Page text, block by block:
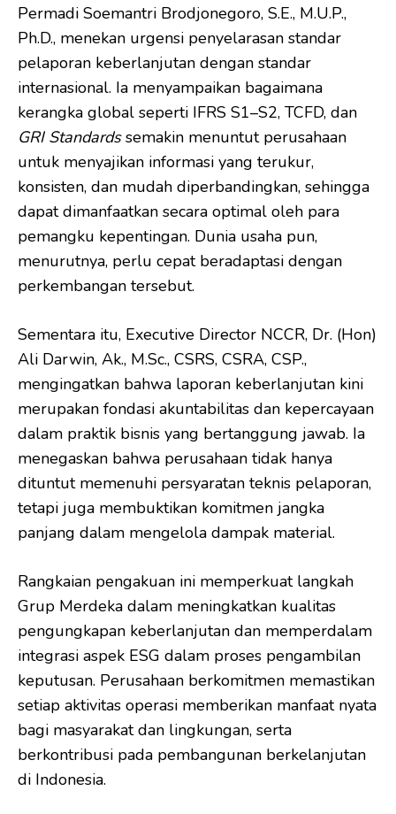
Permadi Soemantri Brodjonegoro, S.E., M.U.P.,
Ph.D., menekan urgensi penyelarasan standar
pelaporan keberlanjutan dengan standar
internasional. Ia menyampaikan bagaimana
kerangka global seperti IFRS S1–S2, TCFD, dan
GRI Standardssemakin menuntut perusahaan
untuk menyajikan informasi yang terukur,
konsisten, dan mudah diperbandingkan, sehingga
dapat dimanfaatkan secara optimal oleh para
pemangku kepentingan. Dunia usaha pun,
menurutnya, perlu cepat beradaptasi dengan
perkembangan tersebut.
Sementara itu, Executive Director NCCR, Dr. (Hon)
Ali Darwin, Ak., M.Sc., CSRS, CSRA, CSP.,
mengingatkan bahwa laporan keberlanjutan kini
merupakan fondasi akuntabilitas dan kepercayaan
dalam praktik bisnis yang bertanggung jawab. Ia
menegaskan bahwa perusahaan tidak hanya
dituntut memenuhi persyaratan teknis pelaporan,
tetapi juga membuktikan komitmen jangka
panjang dalam mengelola dampak material.
Rangkaian pengakuan ini memperkuat langkah
Grup Merdeka dalam meningkatkan kualitas
pengungkapan keberlanjutan dan memperdalam
integrasi aspek ESG dalam proses pengambilan
keputusan. Perusahaan berkomitmen memastikan
setiap aktivitas operasi memberikan manfaat nyata
bagi masyarakat dan lingkungan, serta
berkontribusi pada pembangunan berkelanjutan
di Indonesia.